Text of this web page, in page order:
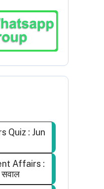
Quiz : Jun
Affairs :
सवाल